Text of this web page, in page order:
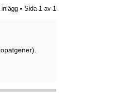
inlägg • Sida 1 av 1